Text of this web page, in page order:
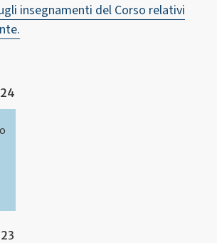
insegnamenti del Corso relativi